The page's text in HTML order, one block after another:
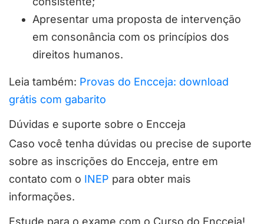
Apresentar uma proposta de intervenção
em consonância com os princípios dos
direitos humanos.
Leia também: Provas do Encceja: download
grátis com gabarito
Dúvidas e suporte sobre o Encceja
Caso você tenha dúvidas ou precise de suporte
sobre as inscrições do Encceja, entre em
contato com o INEP para obter mais
informações.